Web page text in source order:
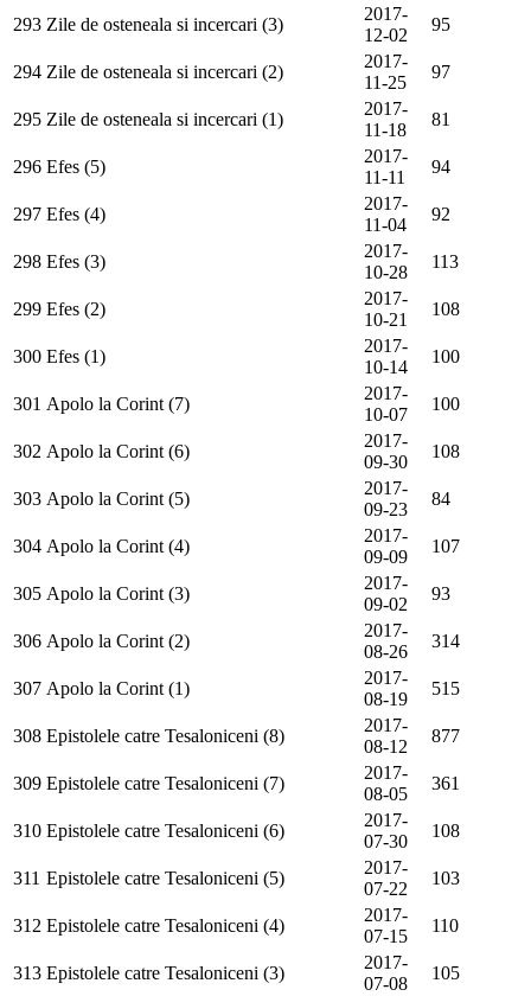
293 Zile de osteneala si incercari (3)
2017-
12-02
95
294 Zile de osteneala si incercari (2)
2017-
11-25
97
295 Zile de osteneala si incercari (1)
2017-
11-18
81
296 Efes (5)
2017-
11-11
94
297 Efes (4)
2017-
11-04
92
298 Efes (3)
2017-
10-28
113
299 Efes (2)
2017-
10-21
108
300 Efes (1)
2017-
10-14
100
301 Apolo la Corint (7)
2017-
10-07
100
302 Apolo la Corint (6)
2017-
09-30
108
303 Apolo la Corint (5)
2017-
09-23
84
304 Apolo la Corint (4)
2017-
09-09
107
305 Apolo la Corint (3)
2017-
09-02
93
306 Apolo la Corint (2)
2017-
08-26
314
307 Apolo la Corint (1)
2017-
08-19
515
308 Epistolele catre Tesaloniceni (8)
2017-
08-12
877
309 Epistolele catre Tesaloniceni (7)
2017-
08-05
361
310 Epistolele catre Tesaloniceni (6)
2017-
07-30
108
311 Epistolele catre Tesaloniceni (5)
2017-
07-22
103
312 Epistolele catre Tesaloniceni (4)
2017-
07-15
110
313 Epistolele catre Tesaloniceni (3)
2017-
07-08
105